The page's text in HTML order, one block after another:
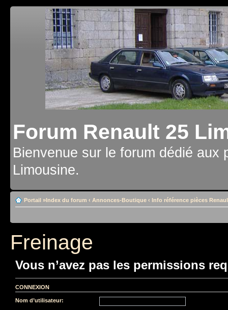
Forum Renault 25
Bienvenue sur le forum dédié aux
Limousine.
Portail »Index du forum ‹ Annonces-Boutique ‹ Info référence pièces
Freinage
Vous n’avez pas les permissions
CONNEXION
Nom d’utilisateur: